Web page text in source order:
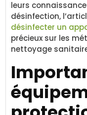
leurs
désinfection,
désinfecter un
précieux sur les
nettoyage